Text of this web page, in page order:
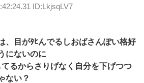
ID:LkjsqLV7
、目がﾀﾋんでるしおばさんぽい格好
にないのに
るからさりげなく自分を下げつつ
ない？